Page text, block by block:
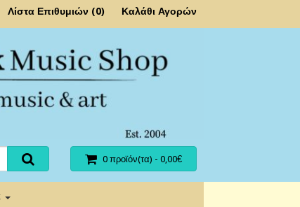
Λίστα Επιθυμιών (0) Καλάθι Αγορών
0 προϊόν(τα) - 0,00€